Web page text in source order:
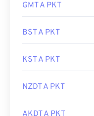
GMT A PKT
BST A PKT
KST A PKT
NZDT A PKT
AKDT A PKT